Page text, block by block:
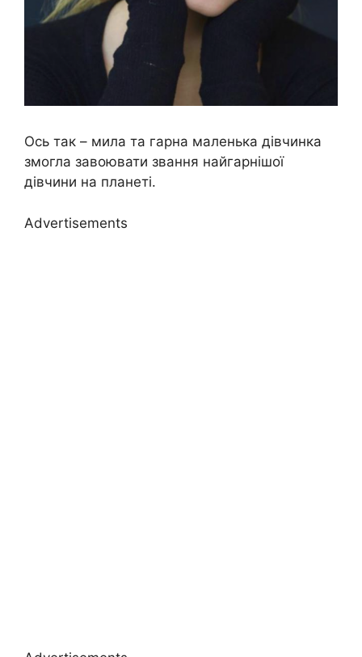
Ось так – мила та гарна маленька дівчинка
змогла завоювати звання найгарнішої
дівчини на планеті.
Advertisements